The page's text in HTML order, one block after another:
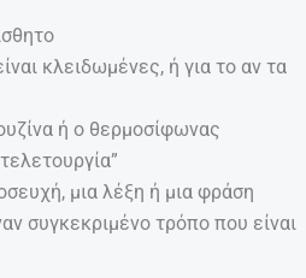
κλειδωμένες, ή για το αν τα
ή ο θερμοσίφωνας
μια λέξη ή μια φράση
συγκεκριμένο τρόπο που είναι